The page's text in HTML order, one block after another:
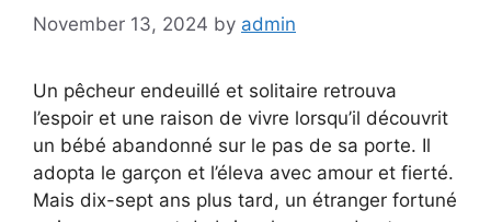
November 13, 2024 by admin
Un pêcheur endeuillé et solitaire retrouva
l’espoir et une raison de vivre lorsqu’il découvrit
un bébé abandonné sur le pas de sa porte. Il
adopta le garçon et l’éleva avec amour et fierté.
Mais dix-sept ans plus tard, un étranger fortuné